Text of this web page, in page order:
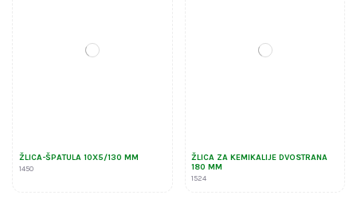
ŽLICA-ŠPATULA 10X5/130 MM
1450
ŽLICA ZA KEMIKALIJE DVOSTRANA
180 MM
1524